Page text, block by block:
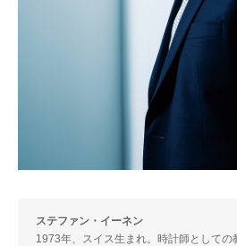
ステファン・イーネン
1973年、スイス生まれ。時計師として